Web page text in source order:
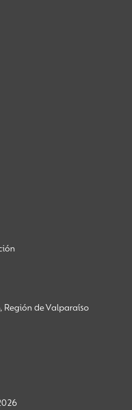
Región de Valparaíso